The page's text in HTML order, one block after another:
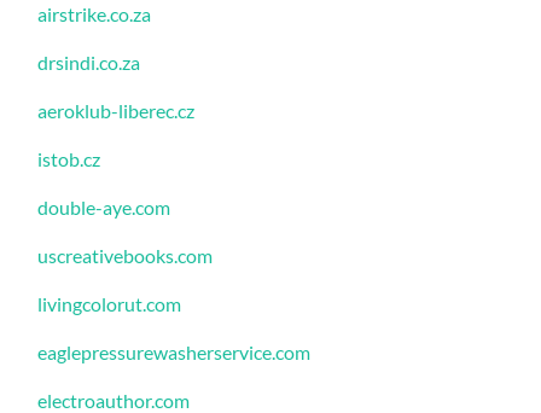
airstrike.co.za
drsindi.co.za
aeroklub-liberec.cz
istob.cz
double-aye.com
uscreativebooks.com
livingcolorut.com
eaglepressurewasherservice.com
electroauthor.com